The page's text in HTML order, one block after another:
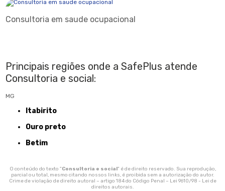
Consultoria em saude ocupacional
Principais regiões onde a SafePlus atende
Consultoria e social:
MG
Itabirito
Ouro preto
Betim
O conteúdo do texto "Consultoria e social" é de direito reservado. Sua reprodução,
parcial ou total, mesmo citando nossos links, é proibida sem a autorização do autor.
Crime de violação de direito autoral – artigo 184 do Código Penal – Lei 9610/98 - Lei de
direitos autorais.